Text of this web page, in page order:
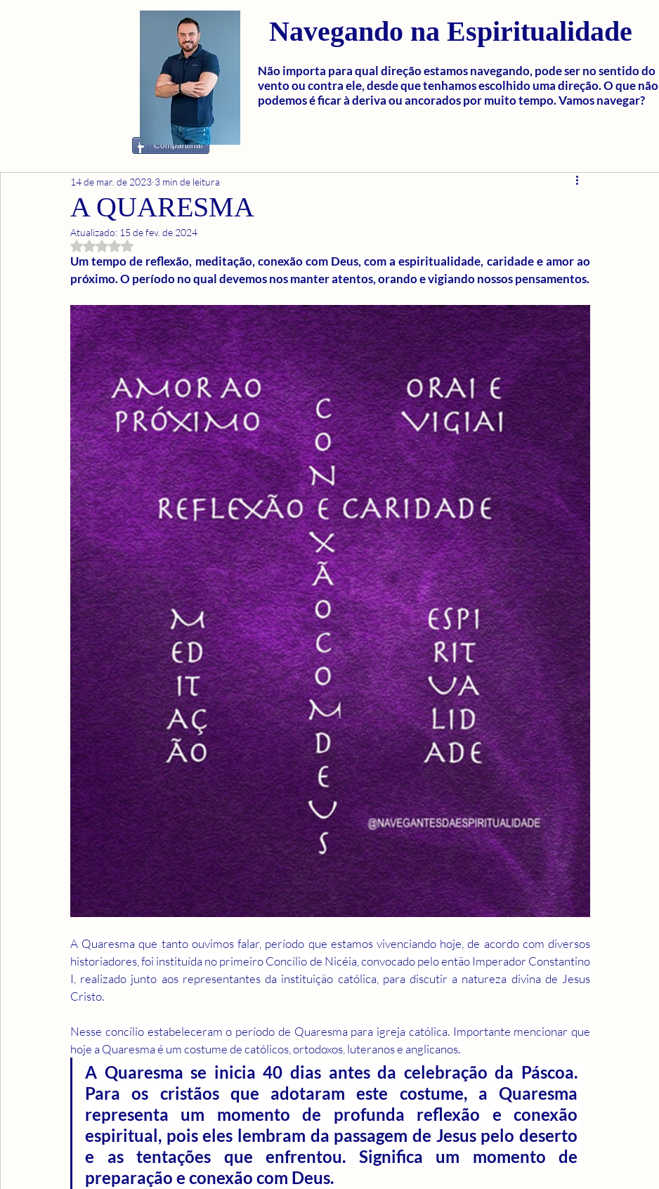
Navegando na Espiritualidade
Não importa para qual direção estamos navegando, pode ser no sentido do
vento ou contra ele, desde que tenhamos escolhido uma direção. O que não
podemos é ficar à deriva ou ancorados por muito tempo. Vamos navegar?
Compartilhar
A QUARESMA
14 de mar. de 2023 3 min de leitura
Atualizado: 15 de fev. de 2024
Avaliado com NaN de 5 estrelas.
Um tempo de reflexão, meditação, conexão com Deus, com a espiritualidade, caridade e amor ao
próximo. O período no qual devemos nos manter atentos, orando e vigiando nossos pensamentos.
A Quaresma que tanto ouvimos falar, período que estamos vivenciando hoje, de acordo com diversos
historiadores, foi instituída no primeiro Concílio de Nicéia, convocado pelo então Imperador Constantino
I, realizado junto aos representantes da instituição católica, para discutir a natureza divina de Jesus
Cristo.
Nesse concílio estabeleceram o período de Quaresma para igreja católica. Importante mencionar que
hoje a Quaresma é um costume de católicos, ortodoxos, luteranos e anglicanos.
A Quaresma se inicia 40 dias antes da celebração da Páscoa.
Para os cristãos que adotaram este costume, a Quaresma
representa um momento de profunda reflexão e conexão
espiritual, pois eles lembram da passagem de Jesus pelo deserto
e as tentações que enfrentou. Significa um momento de
preparação e conexão com Deus.